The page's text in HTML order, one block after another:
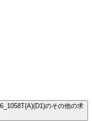
のその他の求